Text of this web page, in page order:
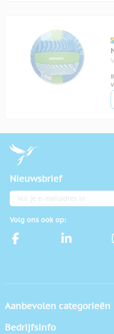
Nieuwsbrief
E-mailadres
Volg ons ook op:
Aanbevolen categorieën
Bedrijfsinfo